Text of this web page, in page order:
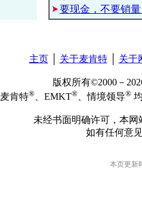
要现金，不要销
主页│ 关于麦肯特│ 关于
版权所有©2000－
麦肯特® 、EMKT® 、情境领导®
未经书面明确许可，本
如有任何意
本页更新